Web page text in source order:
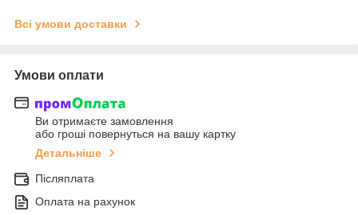
Всі умови доставки
Умови оплати
Ви отримаєте замовлення
або гроші повернуться на вашу картку
Детальніше
Післяплата
Оплата на рахунок